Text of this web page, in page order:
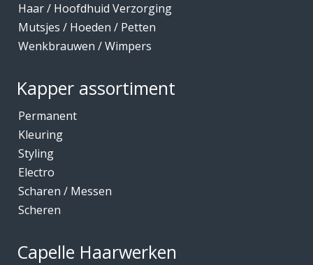
Haar / Hoofdhuid Verzorging
Mutsjes / Hoeden / Petten
Wenkbrauwen / Wimpers
Kapper assortiment
Permanent
Kleuring
Styling
Electro
Scharen / Messen
Scheren
Capelle Haarwerken